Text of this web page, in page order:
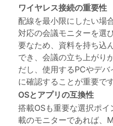
ワイヤレス接続の重要性
配線を最小限にしたい場
対応の会議モニターを選
要なため、資料を持ち込
でき、会議の立ち上がり
だし、使用するPCやデ
に確認することが重要です
OSとアプリの互換性
搭載OSも重要な選択ポ
載のモニターであれば